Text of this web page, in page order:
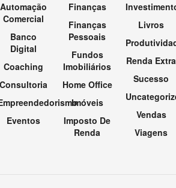
Automação
Comercial
Banco
Digital
Coaching
Consultoria
Eventos
Finanças
Finanças
Pessoais
Fundos
Imobiliários
Home Office
Imóveis
Imposto De
Renda
Livros
Renda Extra
Sucesso
Vendas
Viagens